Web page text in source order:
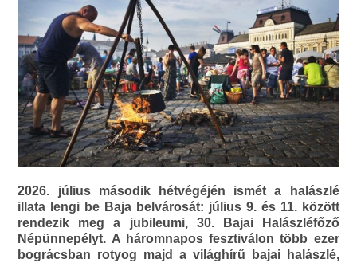
2026. július második hétvégéjén ismét a halászlé
illata lengi be Baja belvárosát: július 9. és 11. között
rendezik meg a jubileumi, 30. Bajai Halászléfőző
Népünnepélyt. A háromnapos fesztiválon több ezer
bográcsban rotyog majd a világhírű bajai halászlé,